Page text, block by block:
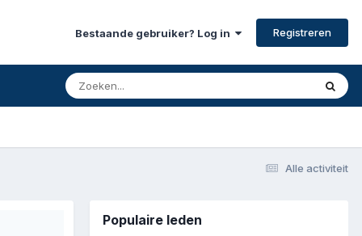
Bestaande gebruiker? Log in Registreren
Alle activiteit
Populaire leden